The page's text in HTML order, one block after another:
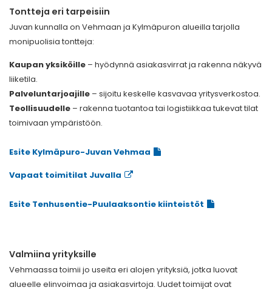
Tontteja eri tarpeisiin
Juvan kunnalla on Vehmaan ja Kylmäpuron alueilla tarjolla
monipuolisia tontteja:
Kaupan yksiköille – hyödynnä asiakasvirrat ja rakenna näkyvä
liiketila.
Palveluntarjoajille – sijoitu keskelle kasvavaa yritysverkostoa.
Teollisuudelle – rakenna tuotantoa tai logistiikkaa tukevat tilat
toimivaan ympäristöön.
Esite Kylmäpuro-Juvan Vehmaa
Vapaat toimitilat Juvalla
Esite Tenhusentie-Puulaaksontie kiinteistöt
Valmiina yrityksille
Vehmaassa toimii jo useita eri alojen yrityksiä, jotka luovat
alueelle elinvoimaa ja asiakasvirtoja. Uudet toimijat ovat